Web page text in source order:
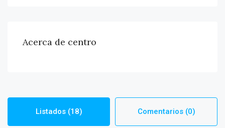
Acerca de centro
Listados (18) Comentarios (0)